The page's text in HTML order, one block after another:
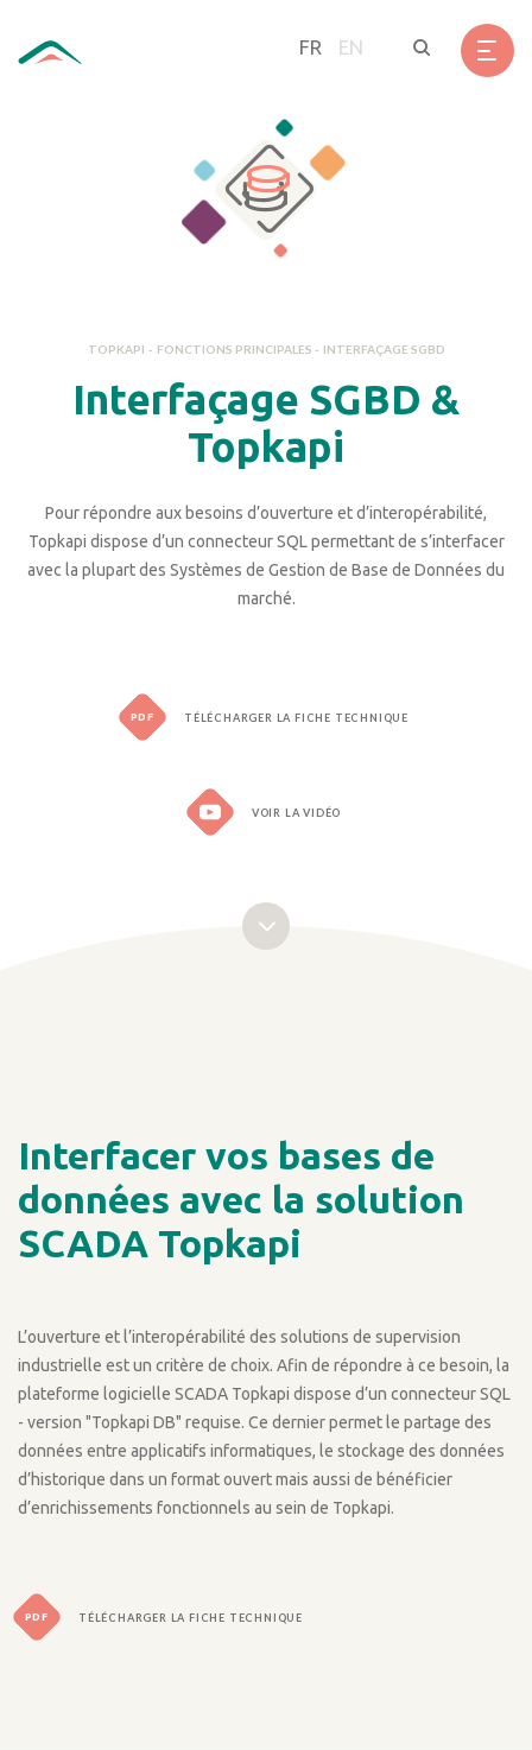
FR EN
TOPKAPI - FONCTIONS PRINCIPALES - INTERFAÇAGE SGBD
Interfaçage SGBD &
Topkapi
Pour répondre aux besoins d’ouverture et d’interopérabilité,
Topkapi dispose d’un connecteur SQL permettant de s’interfacer
avec la plupart des Systèmes de Gestion de Base de Données du
marché.
PDF TÉLÉCHARGER LA FICHE TECHNIQUE
VOIR LA VIDÉO
Interfacer vos bases de
données avec la solution
SCADA Topkapi
L’ouverture et l’interopérabilité des solutions de supervision
industrielle est un critère de choix. Afin de répondre à ce besoin, la
plateforme logicielle SCADA Topkapi dispose d’un connecteur SQL
- version "Topkapi DB" requise. Ce dernier permet le partage des
données entre applicatifs informatiques, le stockage des données
d’historique dans un format ouvert mais aussi de bénéficier
d’enrichissements fonctionnels au sein de Topkapi.
PDF TÉLÉCHARGER LA FICHE TECHNIQUE